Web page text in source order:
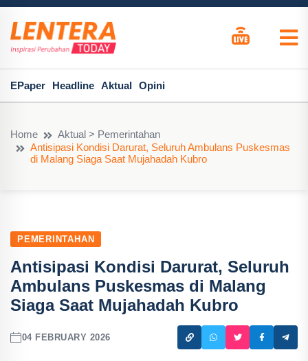
EPaper Headline Aktual Opini
Home
Aktual > Pemerintahan
Antisipasi Kondisi Darurat, Seluruh Ambulans Puskesmas
di Malang Siaga Saat Mujahadah Kubro
PEMERINTAHAN
Antisipasi Kondisi Darurat, Seluruh
Ambulans Puskesmas di Malang
Siaga Saat Mujahadah Kubro
04 FEBRUARY 2026